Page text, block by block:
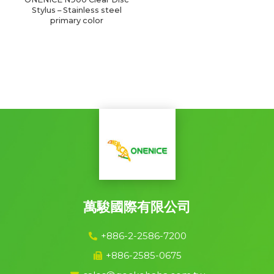
Stylus – Stainless steel
primary color
萬駿國際有限公司
+886-2-2586-7200
+886-2585-0675